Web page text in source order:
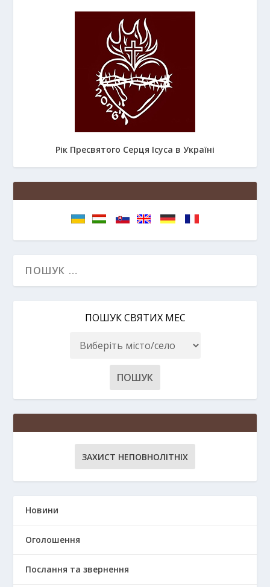
Рік Пресвятого Серця Ісуса в Україні
ПОШУК СВЯТИХ МЕС
ЗАХИСТ НЕПОВНОЛІТНІХ
Новини
Оголошення
Послання та звернення